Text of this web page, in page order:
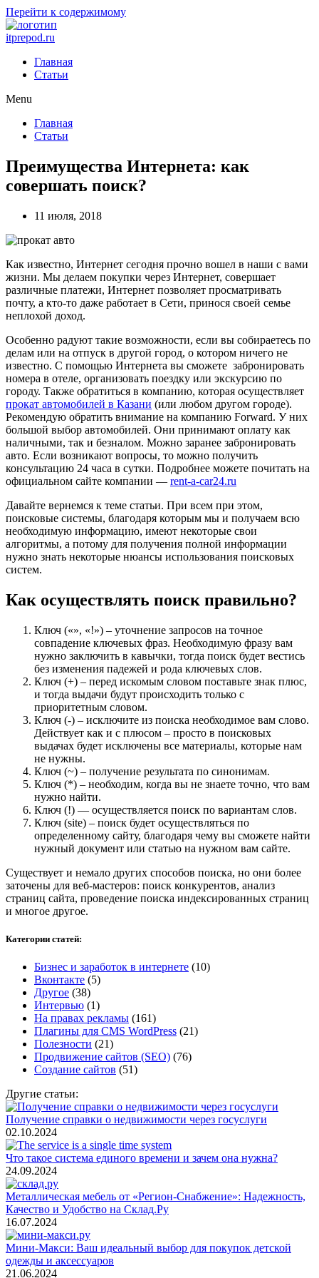
Перейти к содержимому
itprepod.ru
Главная
Статьи
Menu
Главная
Статьи
Преимущества Интернета: как
совершать поиск?
11 июля, 2018
Как известно, Интернет сегодня прочно вошел в наши с вами
жизни. Мы делаем покупки через Интернет, совершает
различные платежи, Интернет позволяет просматривать
почту, а кто-то даже работает в Сети, принося своей семье
неплохой доход.
Особенно радуют такие возможности, если вы собираетесь по
делам или на отпуск в другой город, о котором ничего не
известно. С помощью Интернета вы сможете забронировать
номера в отеле, организовать поездку или экскурсию по
городу. Также обратиться в компанию, которая осуществляет
прокат автомобилей в Казани (или любом другом городе).
Рекомендую обратить внимание на компанию Forward. У них
большой выбор автомобилей. Они принимают оплату как
наличными, так и безналом. Можно заранее забронировать
авто. Если возникают вопросы, то можно получить
консультацию 24 часа в сутки. Подробнее можете почитать на
официальном сайте компании — rent-a-car24.ru
Давайте вернемся к теме статьи. При всем при этом,
поисковые системы, благодаря которым мы и получаем всю
необходимую информацию, имеют некоторые свои
алгоритмы, а потому для получения полной информации
нужно знать некоторые нюансы использования поисковых
систем.
Как осуществлять поиск правильно?
Ключ («», «!») – уточнение запросов на точное
совпадение ключевых фраз. Необходимую фразу вам
нужно заключить в кавычки, тогда поиск будет вестись
без изменения падежей и рода ключевых слов.
Ключ (+) – перед искомым словом поставьте знак плюс,
и тогда выдачи будут происходить только с
приоритетным словом.
Ключ (-) – исключите из поиска необходимое вам слово.
Действует как и с плюсом – просто в поисковых
выдачах будет исключены все материалы, которые нам
не нужны.
Ключ (~) – получение результата по синонимам.
Ключ (*) – необходим, когда вы не знаете точно, что вам
нужно найти.
Ключ (!) — осуществляется поиск по вариантам слов.
Ключ (site) – поиск будет осуществляться по
определенному сайту, благодаря чему вы сможете найти
нужный документ или статью на нужном вам сайте.
Существует и немало других способов поиска, но они более
заточены для веб-мастеров: поиск конкурентов, анализ
страниц сайта, проведение поиска индексированных страниц
и многое другое.
Категории статей:
Бизнес и заработок в интернете (10)
Вконтакте (5)
Другое (38)
Интервью (1)
На правах рекламы (161)
Плагины для CMS WordPress (21)
Полезности (21)
Продвижение сайтов (SEO) (76)
Создание сайтов (51)
Другие статьи:
Получение справки о недвижимости через госуслуги
02.10.2024
Что такое система единого времени и зачем она нужна?
24.09.2024
Металлическая мебель от «Регион-Снабжение»: Надежность,
Качество и Удобство на Склад.Ру
16.07.2024
Мини-Макси: Ваш идеальный выбор для покупок детской
одежды и аксессуаров
21.06.2024